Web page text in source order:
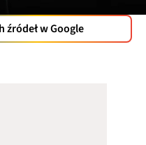
źródeł w Google